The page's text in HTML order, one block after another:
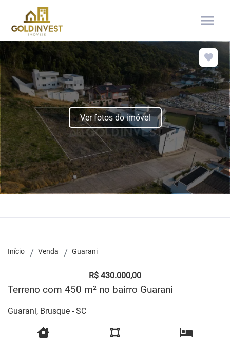
menu
Ver fotos do imóvel
Início Venda Guarani
R$ 430.000,00
Terreno com 450 m² no bairro Guarani
Guarani, Brusque - SC